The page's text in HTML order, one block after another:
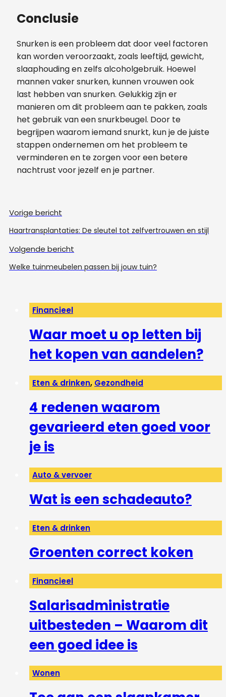
Conclusie
Snurken is een probleem dat door veel factoren
kan worden veroorzaakt, zoals leeftijd, gewicht,
slaaphouding en zelfs alcoholgebruik. Hoewel
mannen vaker snurken, kunnen vrouwen ook
last hebben van snurken. Gelukkig zijn er
manieren om dit probleem aan te pakken, zoals
het gebruik van een snurkbeugel. Door te
begrijpen waarom iemand snurkt, kun je de juiste
stappen ondernemen om het probleem te
verminderen en te zorgen voor een betere
nachtrust voor jezelf en je partner.
Vorige bericht
Haartransplantaties: De sleutel tot zelfvertrouwen en stijl
Volgende bericht
Welke tuinmeubelen passen bij jouw tuin?
Financieel
Waar moet u op letten bij
het kopen van aandelen?
Eten & drinken, Gezondheid
4 redenen waarom
gevarieerd eten goed voor
je is
Auto & vervoer
Wat is een schadeauto?
Eten & drinken
Groenten correct koken
Financieel
Salarisadministratie
uitbesteden – Waarom dit
een goed idee is
Wonen